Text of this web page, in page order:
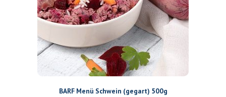
BARF Menü Schwein (gegart) 500g